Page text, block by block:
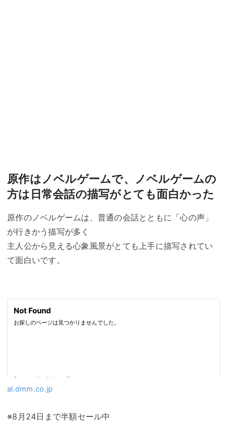
原作はノベルゲームで、ノベルゲームの
方は日常会話の描写がとても面白かった
原作のノベルゲームは、普通の会話とともに「心の声」
が行きかう描写が多く
主人公から見える心象風景がとても上手に描写されてい
て面白いです。
al.dmm.co.jp
※8月24日まで半額セール中